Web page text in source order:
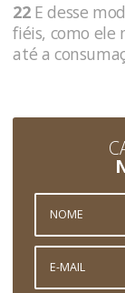
22 E desse
fiéis, como ele
até a